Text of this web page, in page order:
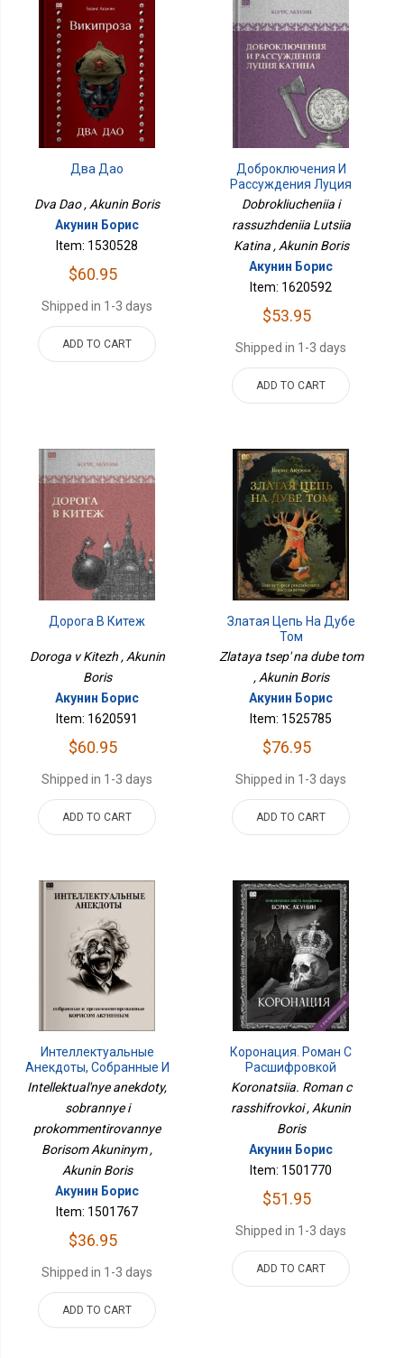
Два Дао
Dva Dao , Akunin Boris
Акунин Борис
Item: 1530528
$60.95
Shipped in 1-3 days
ADD TO CART
Доброключения И
Рассуждения Луция
Катина
Dobrokliucheniia i
rassuzhdeniia Lutsiia
Katina , Akunin Boris
Акунин Борис
Item: 1620592
$53.95
Shipped in 1-3 days
ADD TO CART
Дорога В Китеж
Doroga v Kitezh , Akunin
Boris
Акунин Борис
Item: 1620591
$60.95
Shipped in 1-3 days
ADD TO CART
Златая Цепь На Дубе
Том
Zlataya tsep' na dube tom
, Akunin Boris
Акунин Борис
Item: 1525785
$76.95
Shipped in 1-3 days
ADD TO CART
Интеллектуальные
Анекдоты, Собранные И
Прокомментированные
Борисом Акуниным
Intellektual'nye anekdoty,
sobrannye i
prokommentirovannye
Borisom Akuninym ,
Akunin Boris
Акунин Борис
Item: 1501767
$36.95
Shipped in 1-3 days
ADD TO CART
Коронация. Роман С
Расшифровкой
Koronatsiia. Roman c
rasshifrovkoi , Akunin
Boris
Акунин Борис
Item: 1501770
$51.95
Shipped in 1-3 days
ADD TO CART